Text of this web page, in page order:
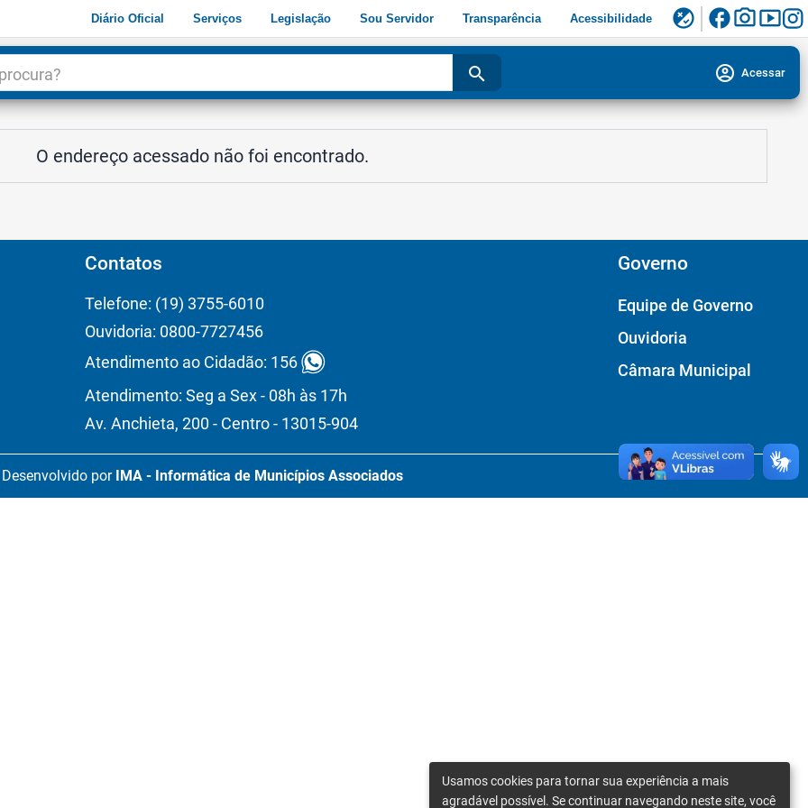
Diário Oficial Serviços Legislação Sou Servidor Transparência Acessibilidade flaky facebookphoto_camerasmart_display
search account_circle Acessar
O endereço acessado não foi encontrado.
Contatos
Telefone: (19) 3755-6010
Ouvidoria: 0800-7727456
Atendimento ao Cidadão: 156
Atendimento: Seg a Sex - 08h às 17h
Av. Anchieta, 200 - Centro - 13015-904
Governo
Equipe de Governo
Ouvidoria
Câmara Municipal
Desenvolvido por IMA - Informática de Municípios Associados
Usamos cookies para tornar sua experiência a mais
agradável possível. Se continuar navegando neste site, você